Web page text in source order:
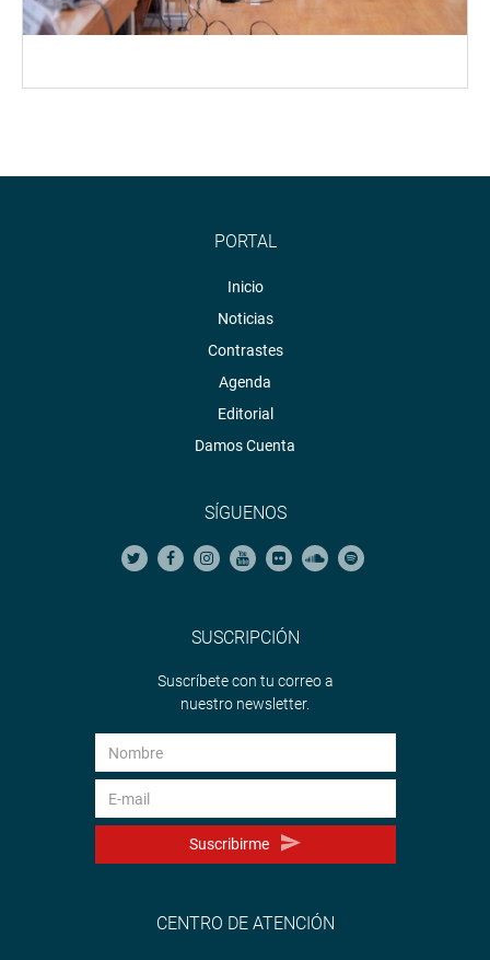
PORTAL
Inicio
Noticias
Contrastes
Agenda
Editorial
Damos Cuenta
SÍGUENOS
SUSCRIPCIÓN
Suscríbete con tu correo a
nuestro newsletter.
Suscribirme
CENTRO DE ATENCIÓN